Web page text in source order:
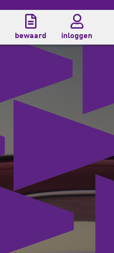
bewaard inloggen